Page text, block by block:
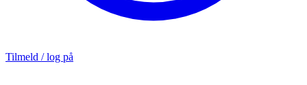
Tilmeld / log på